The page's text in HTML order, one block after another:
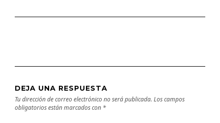
DEJA UNA RESPUESTA
Tu dirección de correo electrónico no será publicada. Los campos
obligatorios están marcados con *